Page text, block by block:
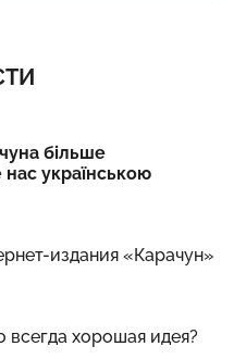
більше
українською
издания «Карачун»
всегда хорошая идея?